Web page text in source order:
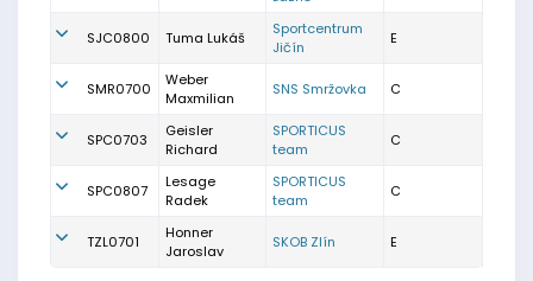
SJC0800 Tuma Lukáš
Sportcentrum
Jičín
E
SMR0700
Weber
Maxmilian
SNS Smržovka C
SPC0703
Geisler
Richard
SPORTICUS
team
C
SPC0807
Lesage
Radek
SPORTICUS
team
C
TZL0701
Honner
Jaroslav
SKOB Zlín E